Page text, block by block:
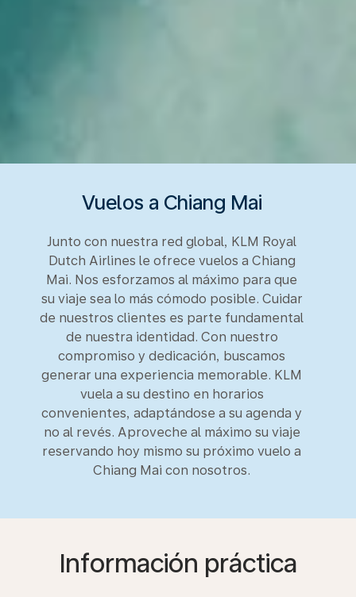
Vuelos a Chiang Mai
Junto con nuestra red global, KLM Royal
Dutch Airlines le ofrece vuelos a Chiang
Mai. Nos esforzamos al máximo para que
su viaje sea lo más cómodo posible. Cuidar
de nuestros clientes es parte fundamental
de nuestra identidad. Con nuestro
compromiso y dedicación, buscamos
generar una experiencia memorable. KLM
vuela a su destino en horarios
convenientes, adaptándose a su agenda y
no al revés. Aproveche al máximo su viaje
reservando hoy mismo su próximo vuelo a
Chiang Mai con nosotros.
Información práctica